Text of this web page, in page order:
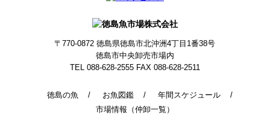
徳島の魚 お魚図鑑
年間スケジュール
市場情報（仲卸一覧）
〒770-0872徳島県徳島市北沖洲4丁目1番38号
徳島市中央卸売市場内
TEL 088-628-2555 FAX 088-628-2511